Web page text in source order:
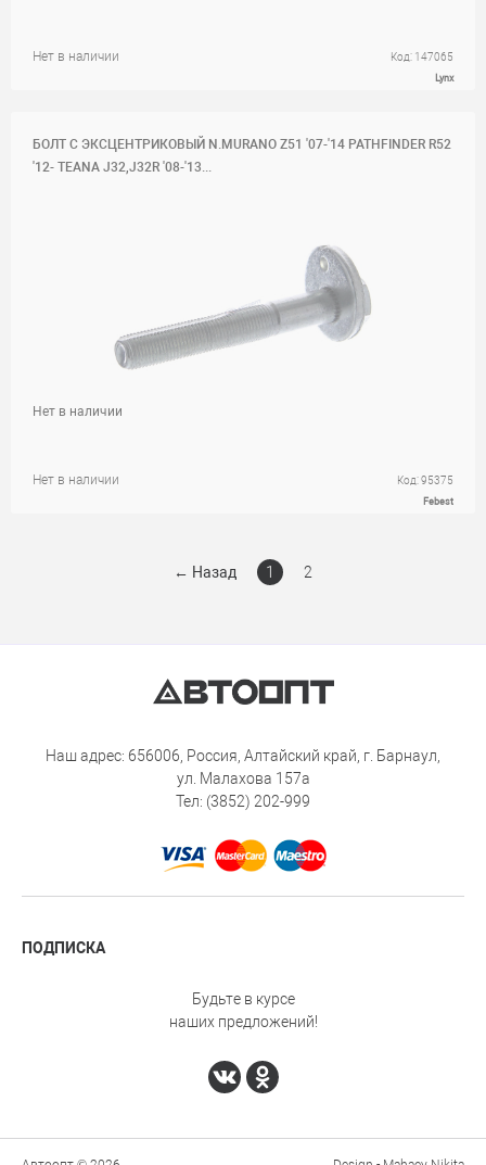
Нет в наличии Код: 147065
Lynx
БОЛТ C ЭКСЦЕНТРИКОВЫЙ N.MURANO Z51 '07-'14 PATHFINDER R52
'12- TEANA J32,J32R '08-'13...
Нет в наличии Код: 95375
Febest
Нет в наличии
← Назад 1 2
Наш адрес: 656006, Россия, Алтайский край, г. Барнаул,
ул. Малахова 157а
Тел: (3852) 202-999
ПОДПИСКА
Будьте в курсе
наших предложений!